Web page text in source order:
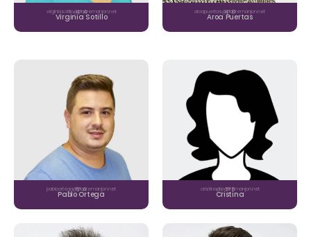
Virginia Sotillo
4º A
virginiasotillo@padremanjon.net
Aroa Puertas
4º B
aroapuertas@padremanjon.net
Pablo Ortega
5º A
pabloortega@padremanjon.net
Cristina
5º B
cristina@padremanjon.net